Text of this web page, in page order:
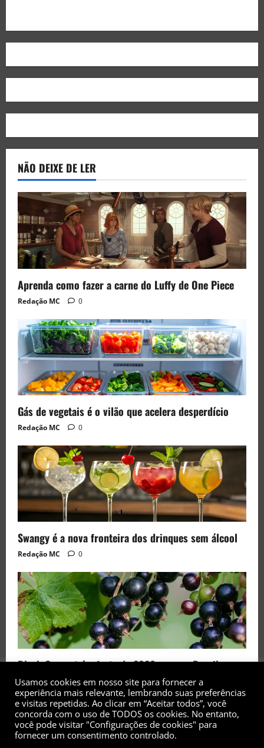
NÃO DEIXE DE LER
Aprenda como fazer a carne do Luffy de One Piece
Redação MC 0
Gás de vegetais é o vilão que acelera desperdício
Redação MC 0
Swangy é a nova fronteira dos drinques sem álcool
Redação MC 0
Black Currant é a fruta de 2026 rara no Brasil
Redação MC 0
Usamos cookies em nosso site para fornecer a
experiência mais relevante, lembrando suas preferências
e visitas repetidas. Ao clicar em “Aceitar todos”, você
concorda com o uso de TODOS os cookies. No entanto,
você pode visitar "Configurações de cookies" para
fornecer um consentimento controlado.